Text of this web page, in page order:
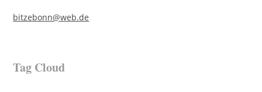
bitzebonn@web.de
Tag Cloud